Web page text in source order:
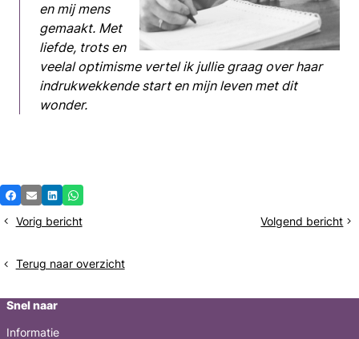
en mij mens
gemaakt. Met
liefde, trots en
veelal optimisme vertel ik jullie graag over haar
indrukwekkende start en mijn leven met dit
wonder.
Deel
bericht
Facebook
E-mailLinkedInWhatsapp
Vorig bericht
Enorme
Volgend bericht
Een
Terug naar overzicht
Snel naar
Informatie